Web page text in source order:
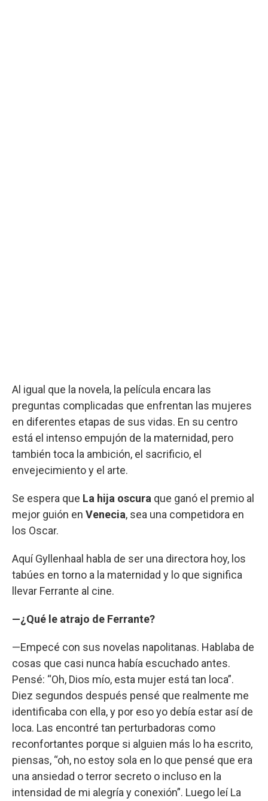
Al igual que la novela, la película encara las
preguntas complicadas que enfrentan las mujeres
en diferentes etapas de sus vidas. En su centro
está el intenso empujón de la maternidad, pero
también toca la ambición, el sacrificio, el
envejecimiento y el arte.
Se espera que La hija oscura que ganó el premio al
mejor guión en Venecia, sea una competidora en
los Oscar.
Aquí Gyllenhaal habla de ser una directora hoy, los
tabúes en torno a la maternidad y lo que significa
llevar Ferrante al cine.
—¿Qué le atrajo de Ferrante?
—Empecé con sus novelas napolitanas. Hablaba de
cosas que casi nunca había escuchado antes.
Pensé: “Oh, Dios mío, esta mujer está tan loca”.
Diez segundos después pensé que realmente me
identificaba con ella, y por eso yo debía estar así de
loca. Las encontré tan perturbadoras como
reconfortantes porque si alguien más lo ha escrito,
piensas, “oh, no estoy sola en lo que pensé que era
una ansiedad o terror secreto o incluso en la
intensidad de mi alegría y conexión”. Luego leí La